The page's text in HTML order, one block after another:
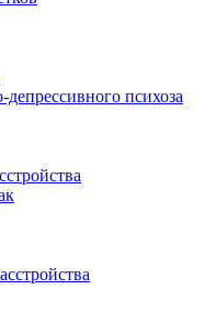
психоза